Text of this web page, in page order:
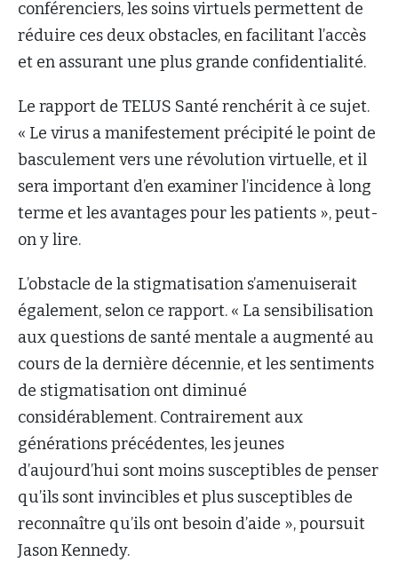
conférenciers, les soins virtuels permettent de
réduire ces deux obstacles, en facilitant l’accès
et en assurant une plus grande confidentialité.
Le rapport de TELUS Santé renchérit à ce sujet.
« Le virus a manifestement précipité le point de
basculement vers une révolution virtuelle, et il
sera important d’en examiner l’incidence à long
terme et les avantages pour les patients », peut-
on y lire.
L’obstacle de la stigmatisation s’amenuiserait
également, selon ce rapport. « La sensibilisation
aux questions de santé mentale a augmenté au
cours de la dernière décennie, et les sentiments
de stigmatisation ont diminué
considérablement. Contrairement aux
générations précédentes, les jeunes
d’aujourd’hui sont moins susceptibles de penser
qu’ils sont invincibles et plus susceptibles de
reconnaître qu’ils ont besoin d’aide », poursuit
Jason Kennedy.